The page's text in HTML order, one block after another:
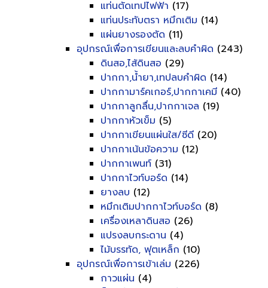
แท่นตัดเทปไฟฟ้า (17)
แท่นประทับตรา หมึกเติม (14)
แผ่นยางรองตัด (11)
อุปกรณ์เพื่อการเขียนและลบคำผิด (243)
ดินสอ,ไส้ดินสอ (29)
ปากกา,น้ำยา,เทปลบคำผิด (14)
ปากกามาร์คเกอร์,ปากกาเคมี (40)
ปากกาลูกลื่น,ปากกาเจล (19)
ปากกาหัวเข็ม (5)
ปากกาเขียนแผ่นใส/ซีดี (20)
ปากกาเน้นข้อความ (12)
ปากกาเพนท์ (31)
ปากกาไวท์บอร์ด (14)
ยางลบ (12)
หมึกเติมปากกาไวท์บอร์ด (8)
เครื่องเหลาดินสอ (26)
แปรงลบกระดาน (4)
ไม้บรรทัด, ฟุตเหล็ก (10)
อุปกรณ์เพื่อการเข้าเล่ม (226)
กาวแผ่น (4)